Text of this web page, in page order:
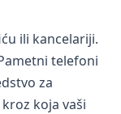
ili kancelariji.
telefoni
za
koja vaši